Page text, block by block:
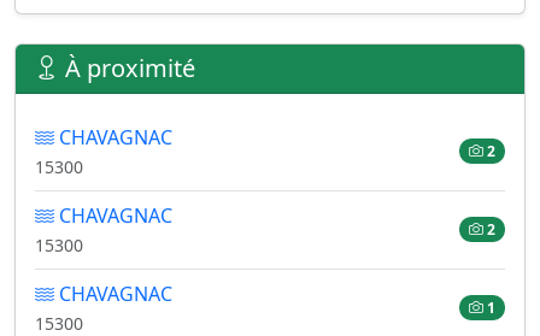
À proximité
CHAVAGNAC
15300
2
CHAVAGNAC
15300
2
CHAVAGNAC
15300
1